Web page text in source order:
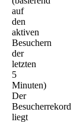
auf
den
aktiven
Besuchern
der
letzten
5
Minuten)
Der
Besucherrekord
liegt